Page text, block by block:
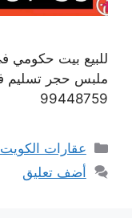
99448759
التصنيفات
عقارات الكويت
أضف تعليق